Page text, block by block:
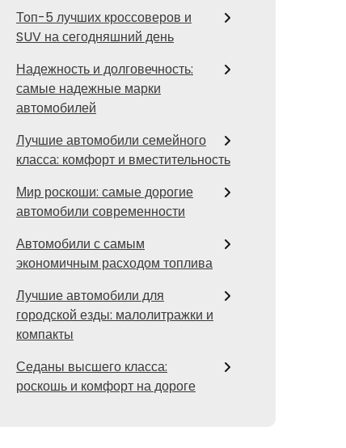
Топ-5 лучших кроссоверов и
SUV на сегодняшний день
Надежность и долговечность:
самые надежные марки
автомобилей
Лучшие автомобили семейного
класса: комфорт и вместительность
Мир роскоши: самые дорогие
автомобили современности
Автомобили с самым
экономичным расходом топлива
Лучшие автомобили для
городской езды: малолитражки и
компакты
Седаны высшего класса:
роскошь и комфорт на дороге